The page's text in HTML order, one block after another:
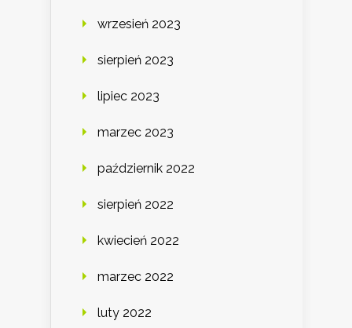
wrzesień 2023
sierpień 2023
lipiec 2023
marzec 2023
październik 2022
sierpień 2022
kwiecień 2022
marzec 2022
luty 2022